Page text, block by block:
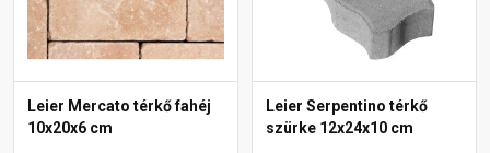
Leier Mercato térkő fahéj
10x20x6 cm
Leier Serpentino térkő
szürke 12x24x10 cm